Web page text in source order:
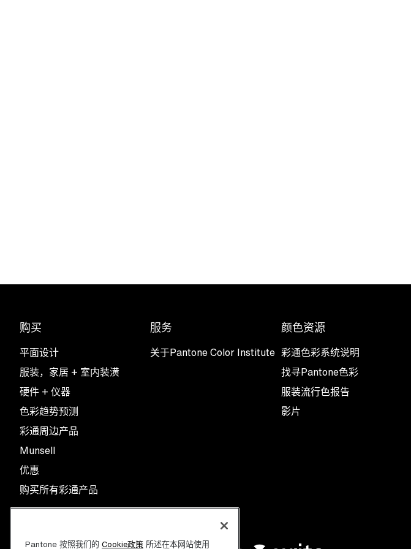
购买
平面设计
服装，家居 + 室内装潢
硬件 + 仪器
色彩趋势预测
彩通周边产品
Munsell
优惠
购买所有彩通产品
服务
关于Pantone Color Institute
颜色资源
彩通色彩系统说明
找寻Pantone色彩
服装流行色报告
影片
Pantone 按照我们的 Cookie政策 所述在本网站使用